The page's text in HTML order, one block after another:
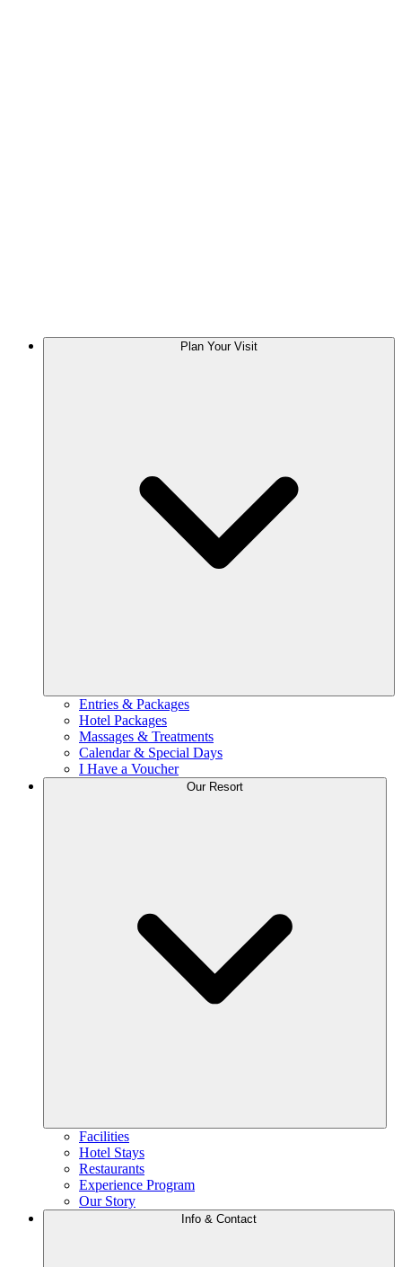
Plan Your Visit
Entries & Packages
Hotel Packages
Massages & Treatments
Calendar & Special Days
I Have a Voucher
Our Resort
Facilities
Hotel Stays
Restaurants
Experience Program
Our Story
Info & Contact